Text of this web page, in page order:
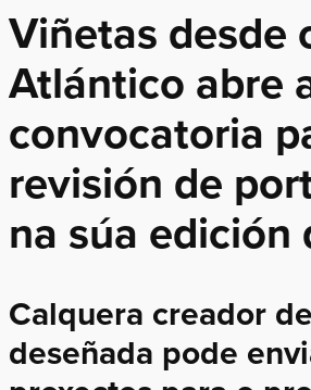
Viñetas desde
Atlántico abre
convocatoria
revisión de
na súa
Calquera creador
deseñada pode